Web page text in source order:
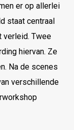
er op allerlei
staat centraal
verleid. Twee
hiervan. Ze
Na de scenes
verschillende